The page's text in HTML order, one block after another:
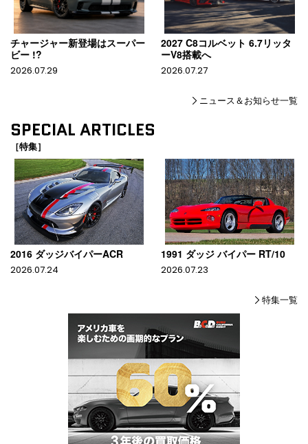
チャージャー新登場はスーパー
ビー !?
2026.07.29
2027 C8コルベット 6.7リッタ
ーV8搭載へ
2026.07.27
ニュース＆お知らせ一覧
SPECIAL ARTICLES
［特集］
2016 ダッジバイパーACR
2026.07.24
1991 ダッジ バイパー RT/10
2026.07.23
特集一覧